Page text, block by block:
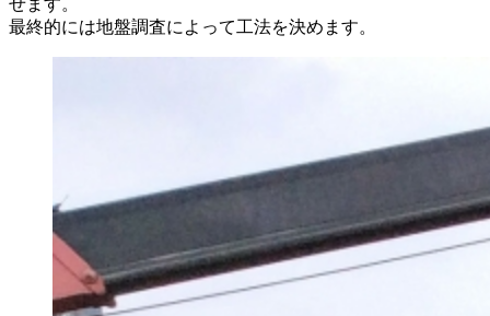
最終的には地盤調査によって工法を決めます。